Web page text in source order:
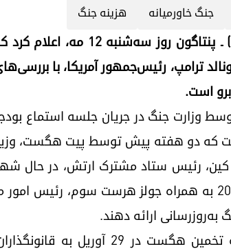
جنگ خاورمیانه هزینه جنگ
ترامپ، رئیس‌جمهور آمریکا، با
است.
که دو هفته پیش توسط پیت هگست،
دلاری برای سال ۲۰۲۷ به همراه جولز هرست سوم،
به‌روزرسانی ارائه دهند.